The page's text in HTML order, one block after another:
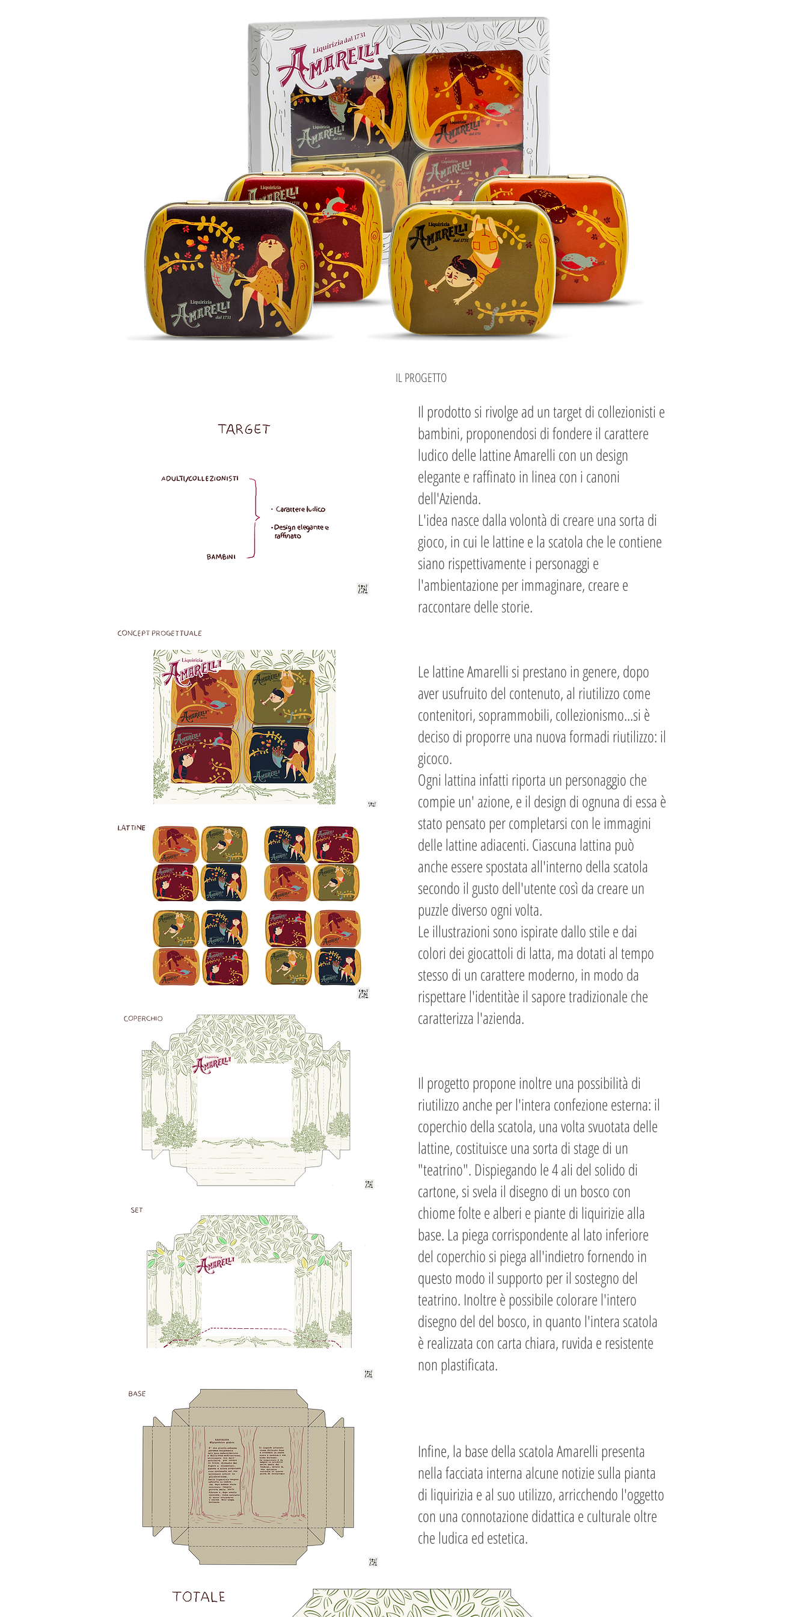
IL PROGETTO
Il prodotto si rivolge ad un target di collezionisti e
bambini, proponendosi di fondere il carattere
ludico delle lattine Amarelli con un design
elegante e raffinato in linea con i canoni
dell'Azienda.
L'idea nasce dalla volontà di creare una sorta di
gioco, in cui le lattine e la scatola che le contiene
siano rispettivamente i personaggi e
l'ambientazione per immaginare, creare e
raccontare delle storie.
Le lattine Amarelli si prestano in genere, dopo
aver usufruito del contenuto, al riutilizzo come
contenitori, soprammobili, collezionismo...si è
deciso di proporre una nuova formadi riutilizzo: il
gicoco.
Ogni lattina infatti riporta un personaggio che
compie un' azione, e il design di ognuna di essa è
stato pensato per completarsi con le immagini
delle lattine adiacenti. Ciascuna lattina può
anche essere spostata all'interno della scatola
secondo il gusto dell'utente così da creare un
puzzle diverso ogni volta.
Le illustrazioni sono ispirate dallo stile e dai
colori dei giocattoli di latta, ma dotati al tempo
stesso di un carattere moderno, in modo da
rispettare l'identitàe il sapore tradizionale che
caratterizza l'azienda.
Il progetto propone inoltre una possibilità di
riutilizzo anche per l'intera confezione esterna: il
coperchio della scatola, una volta svuotata delle
lattine, costituisce una sorta di stage di un
"teatrino". Dispiegando le 4 ali del solido di
cartone, si svela il disegno di un bosco con
chiome folte e alberi e piante di liquirizie alla
base. La piega corrispondente al lato inferiore
del coperchio si piega all'indietro fornendo in
questo modo il supporto per il sostegno del
teatrino. Inoltre è possibile colorare l'intero
disegno del del bosco, in quanto l'intera scatola
è realizzata con carta chiara, ruvida e resistente
non plastificata.
Infine, la base della scatola Amarelli presenta
nella facciata interna alcune notizie sulla pianta
di liquirizia e al suo utilizzo, arricchendo l'oggetto
con una connotazione didattica e culturale oltre
che ludica ed estetica.